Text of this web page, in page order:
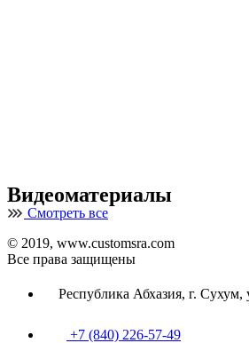
Видеоматериалы
Смотреть все
© 2019, www.customsra.com
Все права защищены
Республика Абхазия, г. Сухум,
+7 (840) 226-57-49